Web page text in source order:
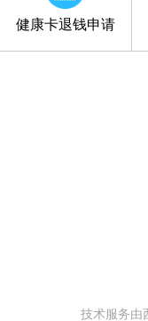
健康卡退钱申请
技术服务由